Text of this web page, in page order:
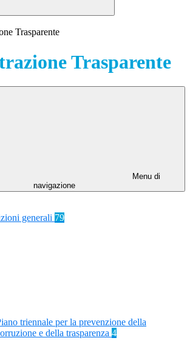
Trasparente
Trasparente
Menu di
navigazione
generali 79
triennale per la prevenzione della
e della trasparenza 4